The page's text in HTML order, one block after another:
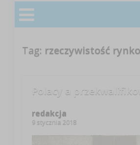
Tag: rzeczywistość
Polacy a
redakcja
9 stycznia 2018